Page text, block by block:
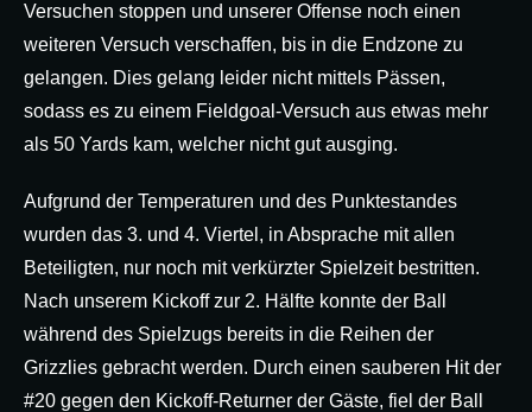
Versuchen stoppen und unserer Offense noch einen
weiteren Versuch verschaffen, bis in die Endzone zu
gelangen. Dies gelang leider nicht mittels Pässen,
sodass es zu einem Fieldgoal-Versuch aus etwas mehr
als 50 Yards kam, welcher nicht gut ausging.
Aufgrund der Temperaturen und des Punktestandes
wurden das 3. und 4. Viertel, in Absprache mit allen
Beteiligten, nur noch mit verkürzter Spielzeit bestritten.
Nach unserem Kickoff zur 2. Hälfte konnte der Ball
während des Spielzugs bereits in die Reihen der
Grizzlies gebracht werden. Durch einen sauberen Hit der
#20 gegen den Kickoff-Returner der Gäste, fiel der Ball